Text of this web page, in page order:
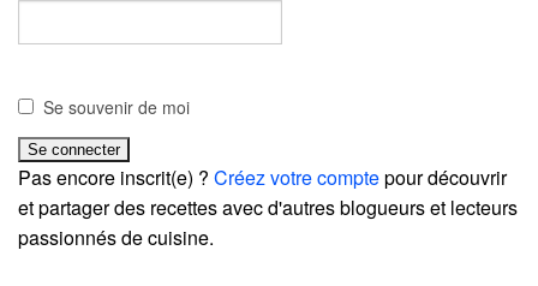
Se souvenir de moi
Pas encore inscrit(e) ? Créez votre comptepour découvrir
et partager des recettes avec d'autres blogueurs et lecteurs
passionnés de cuisine.